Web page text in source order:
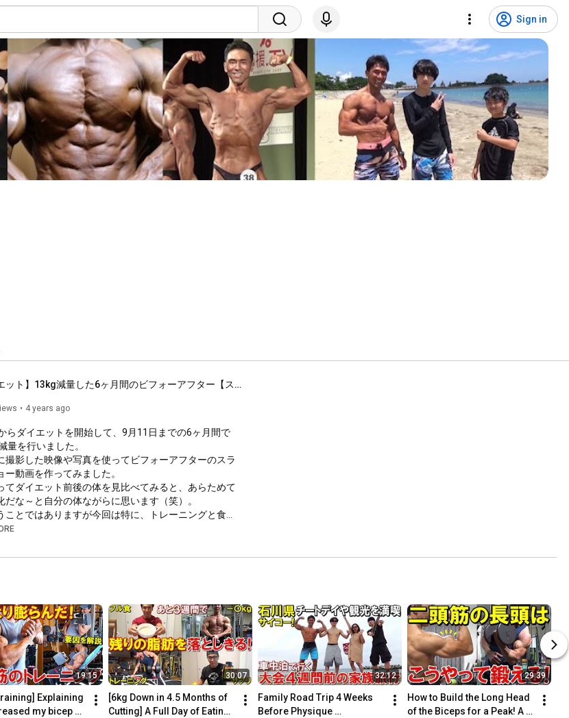
Sign in
【ダイエット】13kg減量した6ヶ月間のビフォーアフター【スライドショー動画】
4 years ago
らダイエットを開始して、9月11日までの6ヶ月間で
量を行いました。
撮影した映像や写真を使ってビフォーアフターのスラ
ー動画を作ってみました。
てダイエット前後の体を見比べてみると、あらためて
だな～と自分の体ながらに思います（笑）。
ことではありますが今回は特に、トレーニングと食事
って全く別人になれる、ボディメイクの面白さと奥深
uexLWAMIMZg
】腕のピークを作る減量期のトレーニング！7種目で二
aF-nNbwAjGA
月の経過報告とQ&A4問！大会初参戦の選手にかける言
19:15
Explaining
my bicep
30:07
[6kg Down in 4.5 Months of
Cutting] A Full Day of Eating
32:12
Family Road Trip 4 Weeks
Before Physique
29:39
How to Build the Long Head
of the Biceps for a Peak! A